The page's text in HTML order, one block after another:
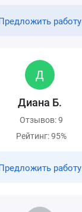
работу
Диана Б.
Отзывов: 9
Рейтинг: 95%
работу